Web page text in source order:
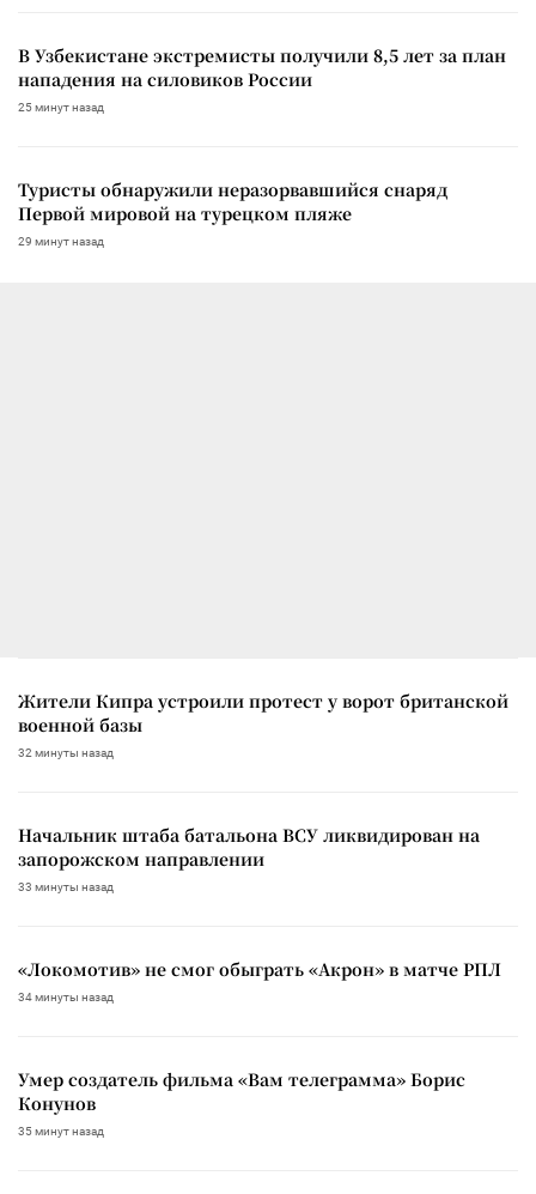
В Узбекистане экстремисты получили 8,5 лет за план
нападения на силовиков России
25 минут назад
Туристы обнаружили неразорвавшийся снаряд
Первой мировой на турецком пляже
29 минут назад
Жители Кипра устроили протест у ворот британской
военной базы
32 минуты назад
Начальник штаба батальона ВСУ ликвидирован на
запорожском направлении
33 минуты назад
«Локомотив» не смог обыграть «Акрон» в матче РПЛ
34 минуты назад
Умер создатель фильма «Вам телеграмма» Борис
Конунов
35 минут назад